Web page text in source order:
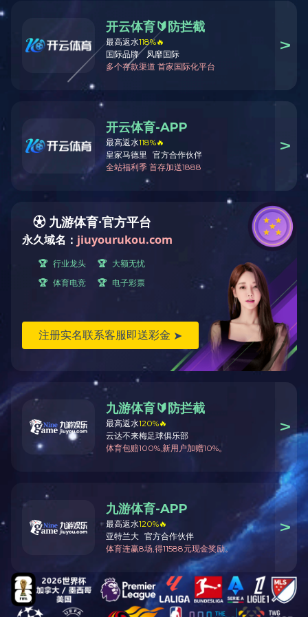
城院概况
学校概况
历史沿革
历任领导
学校标识
最新动态
【中国教育报】小籽花生踏上...
九游官方端入口2025年高层次人...
关于组织申报2025年湖南省教...
专题|大学生创新创业
校长陈瑜调研校办企业 擘画产...
学院地址：湖
湘ICP备